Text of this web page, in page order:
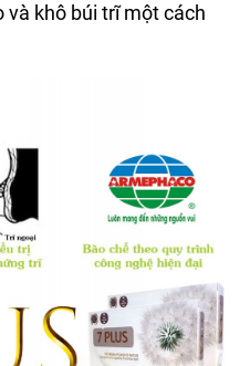
và khô búi trĩ một cách